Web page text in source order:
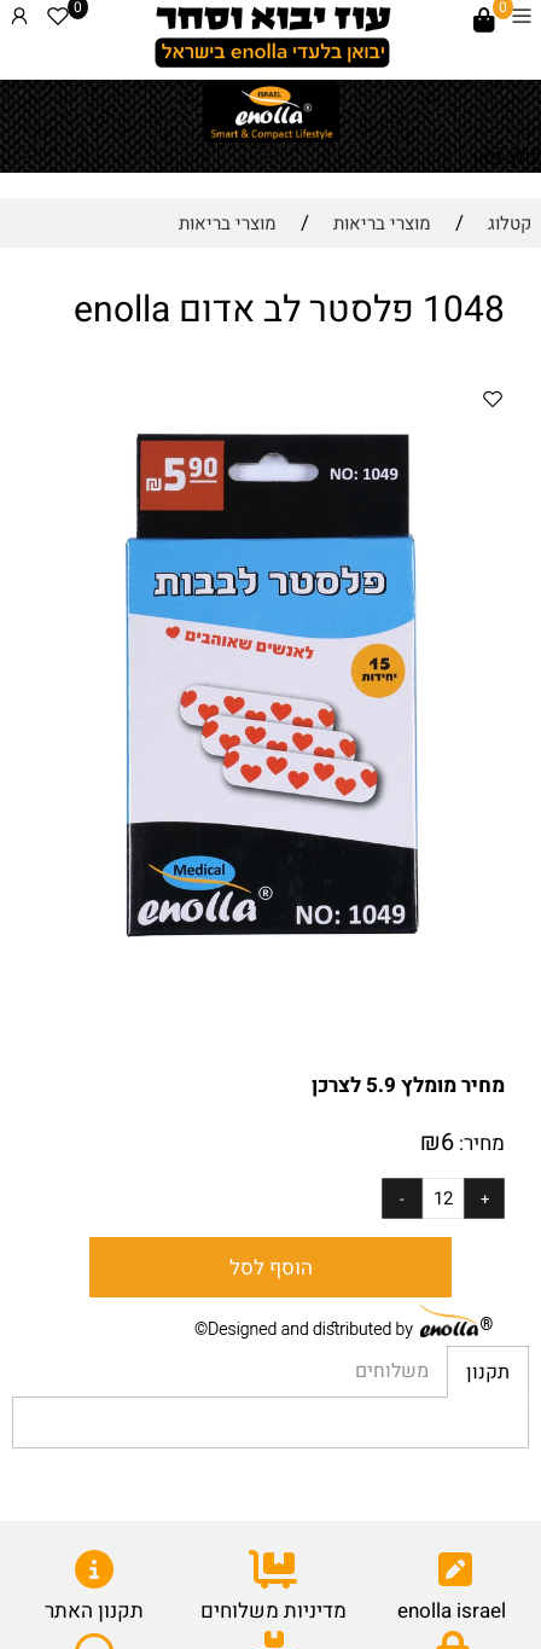
לחץ כאן
0
0
קטלוג / מוצרי בריאות / מוצרי בריאות
1048 פלסטר לב אדום enolla
מחיר מומלץ 5.9 לצרכן
מחיר:
₪6
הוסף לסל
תקנון משלוחים
enolla israel מדיניות משלוחים תקנון האתר